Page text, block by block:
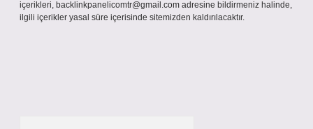
içerikleri, backlinkpanelicomtr@gmail.com adresine bildirmeniz halinde,
ilgili içerikler yasal süre içerisinde sitemizden kaldırılacaktır.